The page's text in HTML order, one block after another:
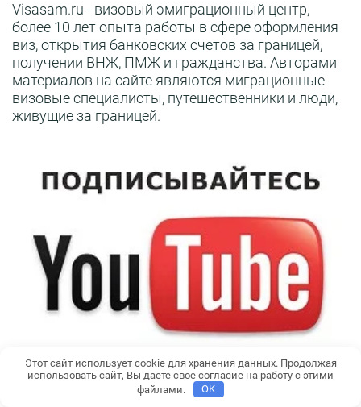
Visasam.ru - визовый эмиграционный центр,
более 10 лет опыта работы в сфере оформления
виз, открытия банковских счетов за границей,
получении ВНЖ, ПМЖ и гражданства. Авторами
материалов на сайте являются миграционные
визовые специалисты, путешественники и люди,
живущие за границей.
Этот сайт использует cookie для хранения данных. Продолжая
использовать сайт, Вы даете свое согласие на работу с этими
файлами.
OK